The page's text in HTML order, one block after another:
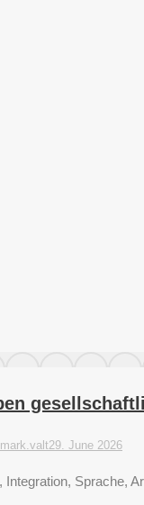
mark.valt29. June 2026
Sprache,